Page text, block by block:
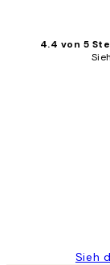
4.4 von 5
Sieh